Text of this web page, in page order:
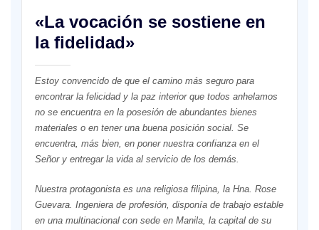
«La vocación se sostiene en
la fidelidad»
Estoy convencido de que el camino más seguro para
encontrar la felicidad y la paz interior que todos anhelamos
no se encuentra en la posesión de abundantes bienes
materiales o en tener una buena posición social. Se
encuentra, más bien, en poner nuestra confianza en el
Señor y entregar la vida al servicio de los demás.
Nuestra protagonista es una religiosa filipina, la Hna. Rose
Guevara. Ingeniera de profesión, disponía de trabajo estable
en una multinacional con sede en Manila, la capital de su